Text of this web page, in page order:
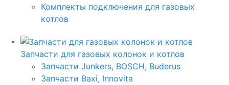
Комплекты подключения для газовых
котлов
Запчасти для газовых колонок и котлов
Запчасти Junkers, BOSCH, Buderus
Запчасти Baxi, Innovita